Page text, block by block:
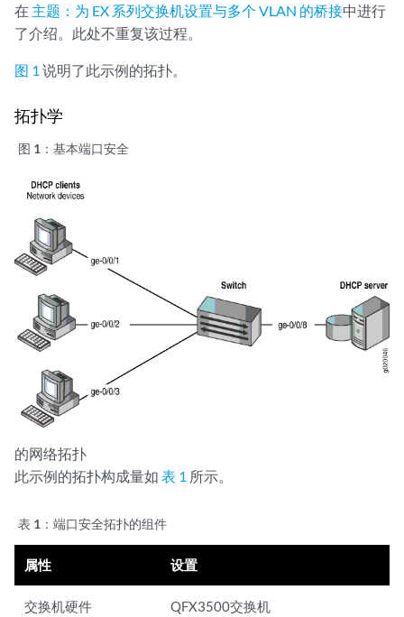
在 主题：为 EX 系列交换机设置与多个 VLAN 的桥接中进行
了介绍。此处不重复该过程。
图 1 说明了此示例的拓扑。
拓扑学
图 1： 基本端口安全
的网络拓扑
此示例的拓扑构成量如 表 1 所示。
表 1： 端口安全拓扑的组件
属性 设置
交换机硬件 QFX3500交换机